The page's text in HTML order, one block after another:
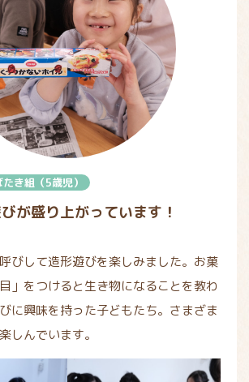
たき組（5歳児）
が盛り上がっています！
びして造形遊びを楽しみました。お菓
」をつけると生き物になることを教わ
に興味を持った子どもたち。さまざま
しんでいます。